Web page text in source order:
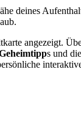
deines
angezeigt.
s und